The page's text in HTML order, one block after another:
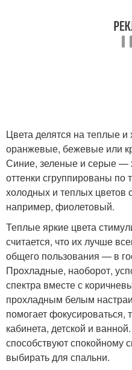
Цвета делятся на теплые
оранжевые, бежевые или
Синие, зеленые и серые —
оттенки сгруппированы
холодных и теплых цветов
например, фиолетовый.
Теплые яркие цвета
считается, что их лучше
общего пользования — в
Прохладные, наоборот,
спектра вместе с
прохладным белым
помогает фокусироваться,
кабинета, детской и
способствуют спокойному
выбирать для спальни.